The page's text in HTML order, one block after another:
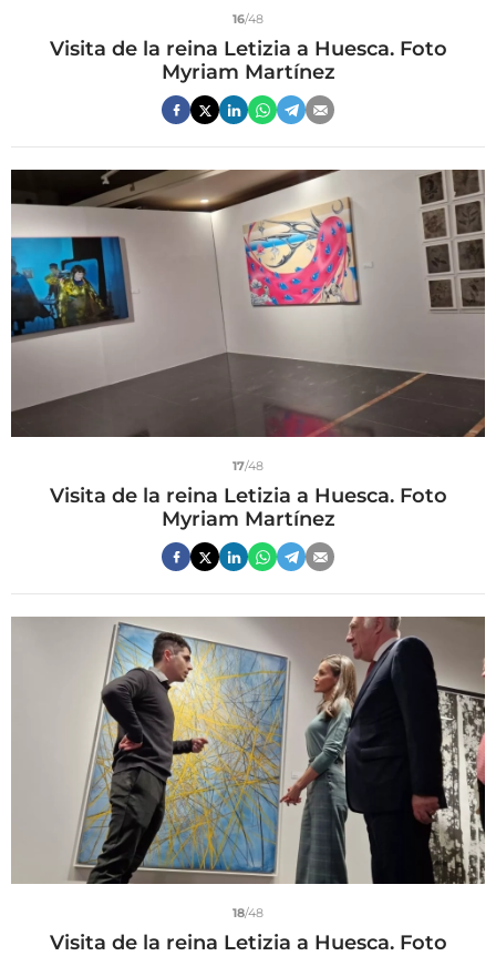
16/48
Visita de la reina Letizia a Huesca. Foto
Myriam Martínez
17/48
Visita de la reina Letizia a Huesca. Foto
Myriam Martínez
18/48
Visita de la reina Letizia a Huesca. Foto